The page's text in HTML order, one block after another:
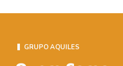
GRUPO AQUILES